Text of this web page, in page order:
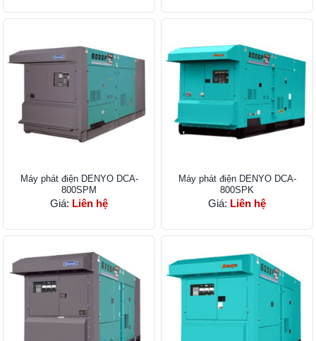
Máy phát điện DENYO DCA-
800SPM
Giá: Liên hệ
Máy phát điện DENYO DCA-
800SPK
Giá: Liên hệ